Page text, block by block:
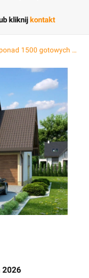
kliknij kontakt
Projekty domów – ponad 1500 gotowych projektów
2026